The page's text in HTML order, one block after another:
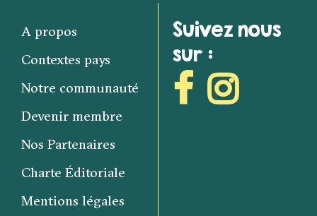
A propos
Contextes pays
Notre communauté
Devenir membre
Nos Partenaires
Charte Éditoriale
Mentions légales
Suivez nous
sur :